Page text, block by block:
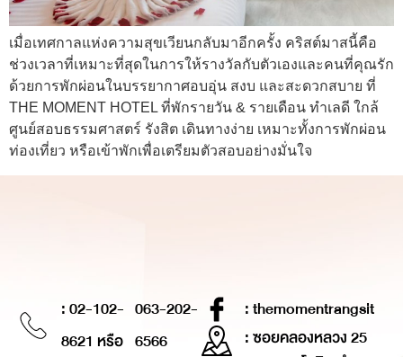
เมื่อเทศกาลแห่งความสุขเวียนกลับมาอีกครั้ง คริสต์มาสนี้คือ
ช่วงเวลาที่เหมาะที่สุดในการให้รางวัลกับตัวเองและคนที่คุณรัก
ด้วยการพักผ่อนในบรรยากาศอบอุ่น สงบ และสะดวกสบาย ที่
THE MOMENT HOTEL ที่พักรายวัน & รายเดือน ทำเลดี ใกล้
ศูนย์สอบธรรมศาสตร์ รังสิต เดินทางง่าย เหมาะทั้งการพักผ่อน
ท่องเที่ยว หรือเข้าพักเพื่อเตรียมตัวสอบอย่างมั่นใจ
: 02-102-
8621 หรือ
063-202-
6566
: themomentrangsit
: ซอยคลองหลวง 25